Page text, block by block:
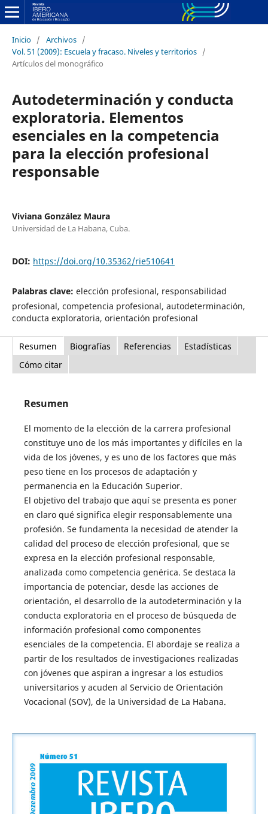
Inicio / Archivos /
Vol. 51 (2009): Escuela y fracaso. Niveles y territorios /
Artículos del monográfico
Autodeterminación y conducta
exploratoria. Elementos
esenciales en la competencia
para la elección profesional
responsable
Viviana González Maura
Universidad de La Habana, Cuba.
DOI: https://doi.org/10.35362/rie510641
Palabras clave: elección profesional, responsabilidad
profesional, competencia profesional, autodeterminación,
conducta exploratoria, orientación profesional
Resumen Biografías Referencias
Estadísticas
Cómo citar
Resumen
El momento de la elección de la carrera profesional
constituye uno de los más importantes y difíciles en la
vida de los jóvenes, y es uno de los factores que más
peso tiene en los procesos de adaptación y
permanencia en la Educación Superior.
El objetivo del trabajo que aquí se presenta es poner
en claro qué significa elegir responsablemente una
profesión. Se fundamenta la necesidad de atender la
calidad del proceso de elección profesional, que se
expresa en la elección profesional responsable,
analizada como competencia genérica. Se destaca la
importancia de potenciar, desde las acciones de
orientación, el desarrollo de la autodeterminación y la
conducta exploratoria en el proceso de búsqueda de
información profesional como componentes
esenciales de la competencia. El abordaje se realiza a
partir de los resultados de investigaciones realizadas
con jóvenes que aspiran a ingresar a los estudios
universitarios y acuden al Servicio de Orientación
Vocacional (SOV), de la Universidad de La Habana.